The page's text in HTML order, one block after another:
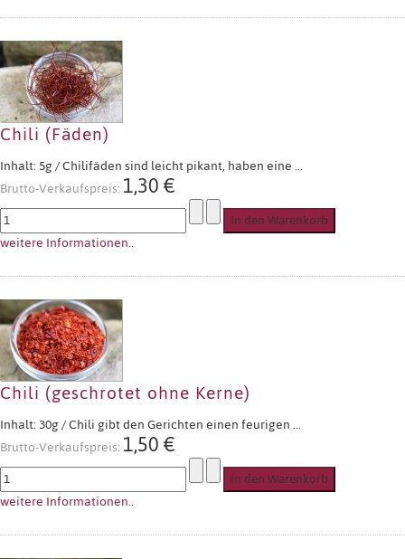
Chili (Fäden)
Inhalt: 5g / Chilifäden sind leicht pikant, haben eine ...
Brutto-Verkaufspreis:1,30 €
weitere Informationen..
Chili (geschrotet ohne Kerne)
Inhalt: 30g / Chili gibt den Gerichten einen feurigen ...
Brutto-Verkaufspreis:1,50 €
weitere Informationen..